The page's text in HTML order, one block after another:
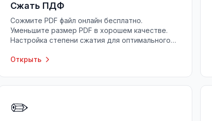
Сжать ПДФ
Сожмите PDF файл онлайн бесплатно.
Уменьшите размер PDF в хорошем качестве.
Настройка степени сжатия для оптимального
Открыть
✏️